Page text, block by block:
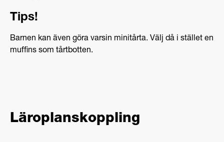
Tips!
Barnen kan även göra varsin minitårta. Välj då i stället en
muffins som tårtbotten.
Läroplanskoppling